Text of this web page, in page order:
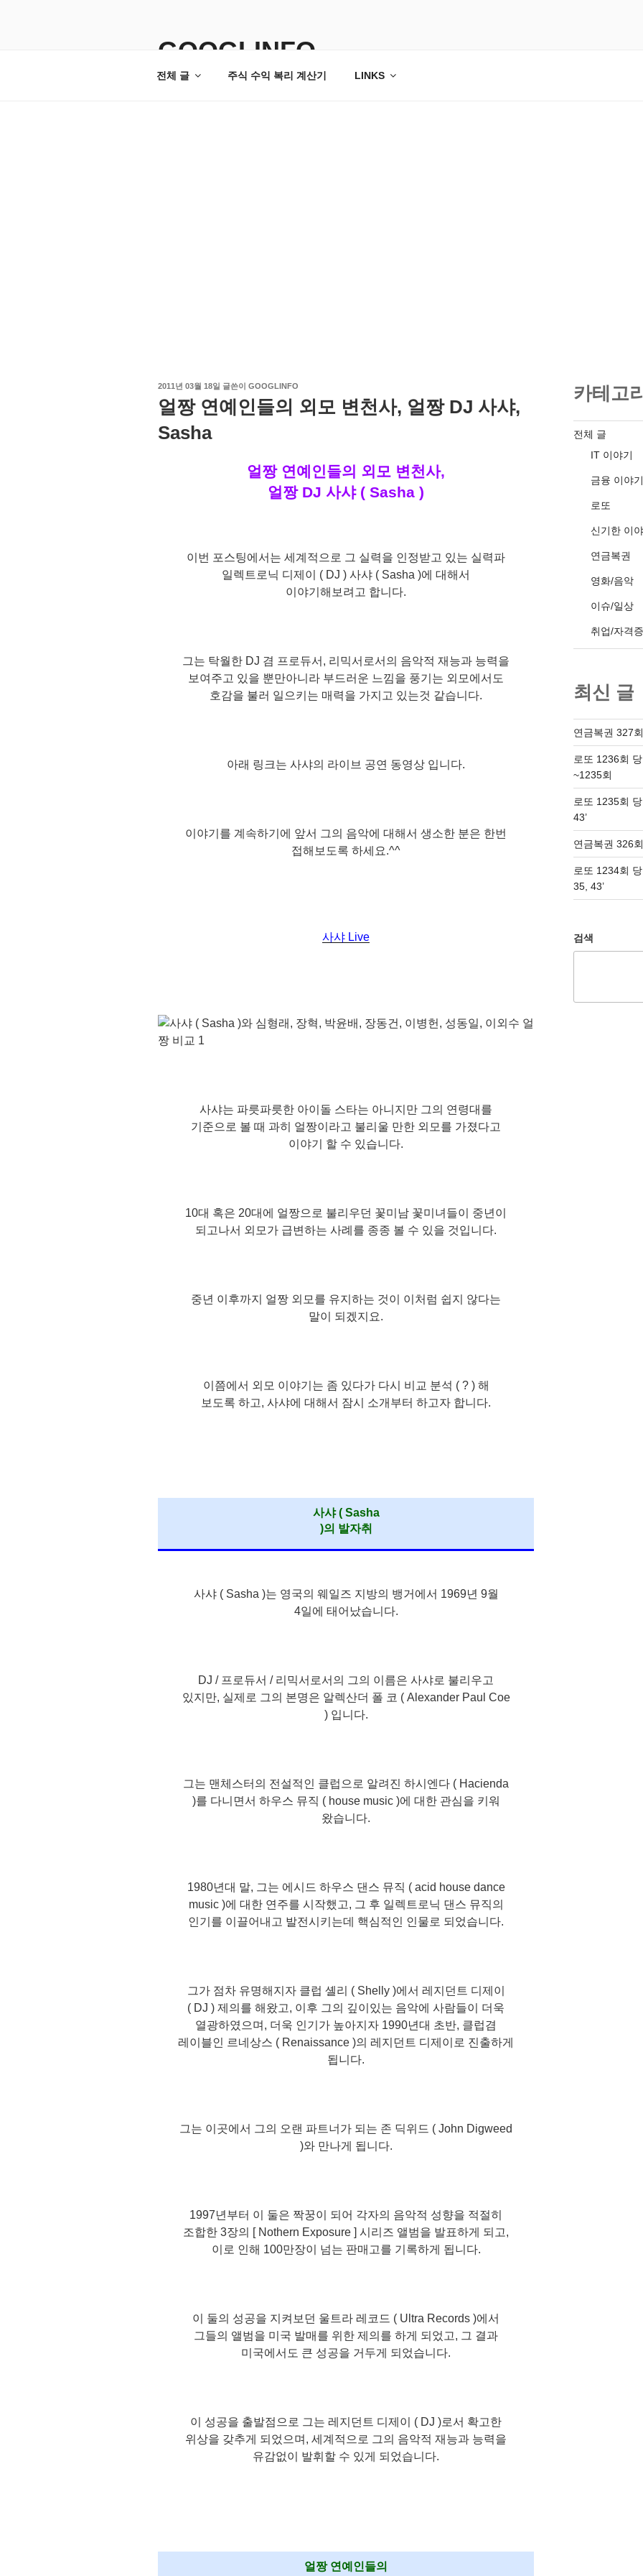
GOOGLINFO
전체 글 주식 수익 복리 계산기 LINKS
작
일
2011년 03월 18일 글쓴이 GOOGLINFO
얼짱 연예인들의 외모 변천사, 얼짱 DJ 사샤,
Sasha
얼짱 연예인들의 외모 변천사,
얼짱 DJ 사샤 ( Sasha )
이번 포스팅에서는 세계적으로 그 실력을 인정받고 있는 실력파
일렉트로닉 디제이 ( DJ ) 사샤 ( Sasha )에 대해서
이야기해보려고 합니다.
그는 탁월한 DJ 겸 프로듀서, 리믹서로서의 음악적 재능과 능력을
보여주고 있을 뿐만아니라 부드러운 느낌을 풍기는 외모에서도
호감을 불러 일으키는 매력을 가지고 있는것 같습니다.
아래 링크는 사샤의 라이브 공연 동영상 입니다.
이야기를 계속하기에 앞서 그의 음악에 대해서 생소한 분은 한번
접해보도록 하세요.^^
사샤 Live
사샤는 파릇파릇한 아이돌 스타는 아니지만 그의 연령대를
기준으로 볼 때 과히 얼짱이라고 불리울 만한 외모를 가졌다고
이야기 할 수 있습니다.
10대 혹은 20대에 얼짱으로 불리우던 꽃미남 꽃미녀들이 중년이
되고나서 외모가 급변하는 사례를 종종 볼 수 있을 것입니다.
중년 이후까지 얼짱 외모를 유지하는 것이 이처럼 쉽지 않다는
말이 되겠지요.
이쯤에서 외모 이야기는 좀 있다가 다시 비교 분석 ( ? ) 해
보도록 하고, 사샤에 대해서 잠시 소개부터 하고자 합니다.
사샤 ( Sasha
)의 발자취
사샤 ( Sasha )는 영국의 웨일즈 지방의 뱅거에서 1969년 9월
4일에 태어났습니다.
DJ / 프로듀서 / 리믹서로서의 그의 이름은 사샤로 불리우고
있지만, 실제로 그의 본명은 알렉산더 폴 코 ( Alexander Paul Coe
) 입니다.
그는 맨체스터의 전설적인 클럽으로 알려진 하시엔다 ( Hacienda
)를 다니면서 하우스 뮤직 ( house music )에 대한 관심을 키워
왔습니다.
1980년대 말, 그는 에시드 하우스 댄스 뮤직 ( acid house dance
music )에 대한 연주를 시작했고, 그 후 일렉트로닉 댄스 뮤직의
인기를 이끌어내고 발전시키는데 핵심적인 인물로 되었습니다.
그가 점차 유명해지자 클럽 셸리 ( Shelly )에서 레지던트 디제이
( DJ ) 제의를 해왔고, 이후 그의 깊이있는 음악에 사람들이 더욱
열광하였으며, 더욱 인기가 높아지자 1990년대 초반, 클럽겸
레이블인 르네상스 ( Renaissance )의 레지던트 디제이로 진출하게
됩니다.
그는 이곳에서 그의 오랜 파트너가 되는 존 딕위드 ( John Digweed
)와 만나게 됩니다.
1997년부터 이 둘은 짝꿍이 되어 각자의 음악적 성향을 적절히
조합한 3장의 [ Nothern Exposure ] 시리즈 앨범을 발표하게 되고,
이로 인해 100만장이 넘는 판매고를 기록하게 됩니다.
이 둘의 성공을 지켜보던 울트라 레코드 ( Ultra Records )에서
그들의 앨범을 미국 발매를 위한 제의를 하게 되었고, 그 결과
미국에서도 큰 성공을 거두게 되었습니다.
이 성공을 출발점으로 그는 레지던트 디제이 ( DJ )로서 확고한
위상을 갖추게 되었으며, 세계적으로 그의 음악적 재능과 능력을
유감없이 발휘할 수 있게 되었습니다.
얼짱 연예인들의
카테고
전체 글
IT 이야기
금융 이야기
로또
신기한 이
연금복권
영화/음악
이슈/일상
취업/자격증
최신 글
연금복권 327
로또 1236회
~1235회
로또 1235회
43’
연금복권 326
로또 1234회
35, 43’
검색